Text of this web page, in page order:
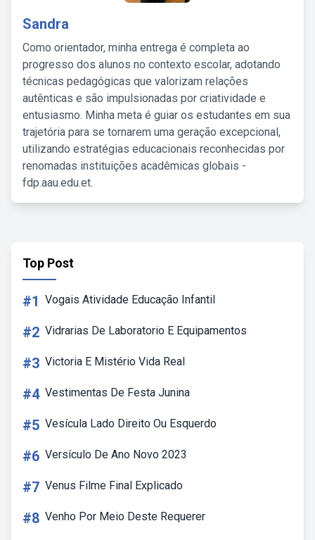
Sandra
Como orientador, minha entrega é completa ao
progresso dos alunos no contexto escolar, adotando
técnicas pedagógicas que valorizam relações
autênticas e são impulsionadas por criatividade e
entusiasmo. Minha meta é guiar os estudantes em sua
trajetória para se tornarem uma geração excepcional,
utilizando estratégias educacionais reconhecidas por
renomadas instituições acadêmicas globais -
fdp.aau.edu.et.
Top Post
#1 Vogais Atividade Educação Infantil
#2 Vidrarias De Laboratorio E Equipamentos
#3 Victoria E Mistério Vida Real
#4 Vestimentas De Festa Junina
#5 Vesícula Lado Direito Ou Esquerdo
#6 Versículo De Ano Novo 2023
#7 Venus Filme Final Explicado
#8 Venho Por Meio Deste Requerer